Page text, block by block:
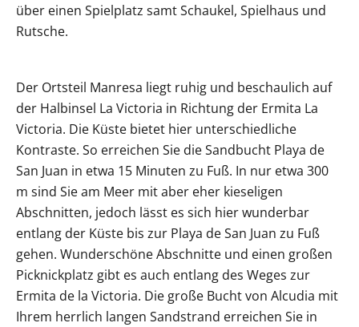
über einen Spielplatz samt Schaukel, Spielhaus und
Rutsche.
Der Ortsteil Manresa liegt ruhig und beschaulich auf
der Halbinsel La Victoria in Richtung der Ermita La
Victoria. Die Küste bietet hier unterschiedliche
Kontraste. So erreichen Sie die Sandbucht Playa de
San Juan in etwa 15 Minuten zu Fuß. In nur etwa 300
m sind Sie am Meer mit aber eher kieseligen
Abschnitten, jedoch lässt es sich hier wunderbar
entlang der Küste bis zur Playa de San Juan zu Fuß
gehen. Wunderschöne Abschnitte und einen großen
Picknickplatz gibt es auch entlang des Weges zur
Ermita de la Victoria. Die große Bucht von Alcudia mit
Ihrem herrlich langen Sandstrand erreichen Sie in